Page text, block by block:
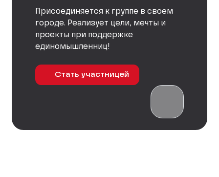
Присоединяется к группе в своем
городе. Реализует цели, мечты и
проекты при поддержке
единомышленниц!
Стать участницей